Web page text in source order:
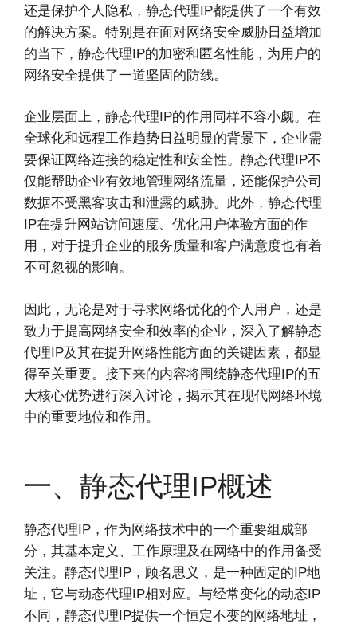
还是保护个人隐私，静态代理IP都提供了一个有效
的解决方案。特别是在面对网络安全威胁日益增加
的当下，静态代理IP的加密和匿名性能，为用户的
网络安全提供了一道坚固的防线。
企业层面上，静态代理IP的作用同样不容小觑。在
全球化和远程工作趋势日益明显的背景下，企业需
要保证网络连接的稳定性和安全性。静态代理IP不
仅能帮助企业有效地管理网络流量，还能保护公司
数据不受黑客攻击和泄露的威胁。此外，静态代理
IP在提升网站访问速度、优化用户体验方面的作
用，对于提升企业的服务质量和客户满意度也有着
不可忽视的影响。
因此，无论是对于寻求网络优化的个人用户，还是
致力于提高网络安全和效率的企业，深入了解静态
代理IP及其在提升网络性能方面的关键因素，都显
得至关重要。接下来的内容将围绕静态代理IP的五
大核心优势进行深入讨论，揭示其在现代网络环境
中的重要地位和作用。
一、静态代理IP概述
静态代理IP，作为网络技术中的一个重要组成部
分，其基本定义、工作原理及在网络中的作用备受
关注。静态代理IP，顾名思义，是一种固定的IP地
址，它与动态代理IP相对应。与经常变化的动态IP
不同，静态代理IP提供一个恒定不变的网络地址，